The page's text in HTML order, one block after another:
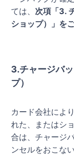
ては、 次項「3.
ショップ）」を
3.チャージバ
プ）
カード会社によ
れた、またはシ
合は、チャージ
ンセルをおこない